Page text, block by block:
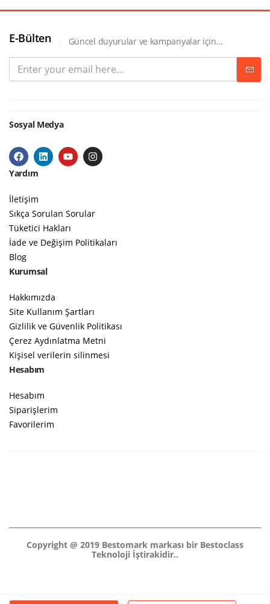
E-Bülten Güncel duyurular ve kampanyalar için...
Sosyal Medya
Yardım
İletişim
Sıkça Sorulan Sorular
Tüketici Hakları
İade ve Değişim Politikaları
Blog
Kurumsal
Hakkımızda
Site Kullanım Şartları
Gizlilik ve Güvenlik Politikası
Çerez Aydınlatma Metni
Kişisel verilerin silinmesi
Hesabım
Hesabım
Siparişlerim
Favorilerim
Copyright @ 2019 Bestomark markası bir Bestoclass
Teknoloji İştirakidir..